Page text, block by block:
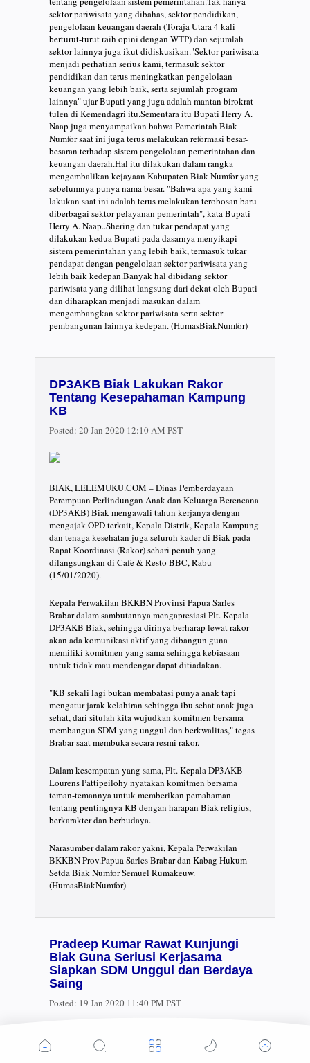
sektor pariwisata yang dibahas, sektor pendidikan,
pengelolaan keuangan daerah (Toraja Utara 4 kali
berturut-turut raih opini dengan WTP) dan sejumlah
sektor lainnya juga ikut didiskusikan."Sektor pariwisata
menjadi perhatian serius kami, termasuk sektor
pendidikan dan terus meningkatkan pengelolaan
keuangan yang lebih baik, serta sejumlah program
lainnya" ujar Bupati yang juga adalah mantan birokrat
tulen di Kemendagri itu.Sementara itu Bupati Herry A.
Naap juga menyampaikan bahwa Pemerintah Biak
Numfor saat ini juga terus melakukan reformasi besar-
besaran terhadap sistem pengelolaan pemerintahan dan
keuangan daerah.Hal itu dilakukan dalam rangka
mengembalikan kejayaan Kabupaten Biak Numfor yang
sebelumnya punya nama besar. "Bahwa apa yang kami
lakukan saat ini adalah terus melakukan terobosan baru
diberbagai sektor pelayanan pemerintah", kata Bupati
Herry A. Naap..Shering dan tukar pendapat yang
dilakukan kedua Bupati pada dasarnya menyikapi
sistem pemerintahan yang lebih baik, termasuk tukar
pendapat dengan pengelolaan sektor pariwisata yang
lebih baik kedepan.Banyak hal dibidang sektor
pariwisata yang dilihat langsung dari dekat oleh Bupati
dan diharapkan menjadi masukan dalam
mengembangkan sektor pariwisata serta sektor
pembangunan lainnya kedepan. (HumasBiakNumfor)
DP3AKB Biak Lakukan Rakor
Tentang Kesepahaman Kampung
KB
Posted: 20 Jan 2020 12:10 AM PST
BIAK, LELEMUKU.COM – Dinas Pemberdayaan
Perempuan Perlindungan Anak dan Keluarga Berencana
(DP3AKB) Biak mengawali tahun kerjanya dengan
mengajak OPD terkait, Kepala Distrik, Kepala Kampung
dan tenaga kesehatan juga seluruh kader di Biak pada
Rapat Koordinasi (Rakor) sehari penuh yang
dilangsungkan di Cafe & Resto BBC, Rabu
(15/01/2020).
Kepala Perwakilan BKKBN Provinsi Papua Sarles
Brabar dalam sambutannya mengapresiasi Plt. Kepala
DP3AKB Biak, sehingga dirinya berharap lewat rakor
akan ada komunikasi aktif yang dibangun guna
memiliki komitmen yang sama sehingga kebiasaan
untuk tidak mau mendengar dapat ditiadakan.
"KB sekali lagi bukan membatasi punya anak tapi
mengatur jarak kelahiran sehingga ibu sehat anak juga
sehat, dari situlah kita wujudkan komitmen bersama
membangun SDM yang unggul dan berkwalitas," tegas
Brabar saat membuka secara resmi rakor.
Dalam kesempatan yang sama, Plt. Kepala DP3AKB
Lourens Pattipeilohy nyatakan komitmen bersama
teman-temannya untuk memberikan pemahaman
tentang pentingnya KB dengan harapan Biak religius,
berkarakter dan berbudaya.
Narasumber dalam rakor yakni, Kepala Perwakilan
BKKBN Prov.Papua Sarles Brabar dan Kabag Hukum
Setda Biak Numfor Semuel Rumakeuw.
(HumasBiakNumfor)
Pradeep Kumar Rawat Kunjungi
Biak Guna Seriusi Kerjasama
Siapkan SDM Unggul dan Berdaya
Saing
Posted: 19 Jan 2020 11:40 PM PST